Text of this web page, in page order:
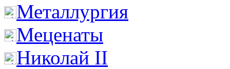
Металлургия
Меценаты
Николай II